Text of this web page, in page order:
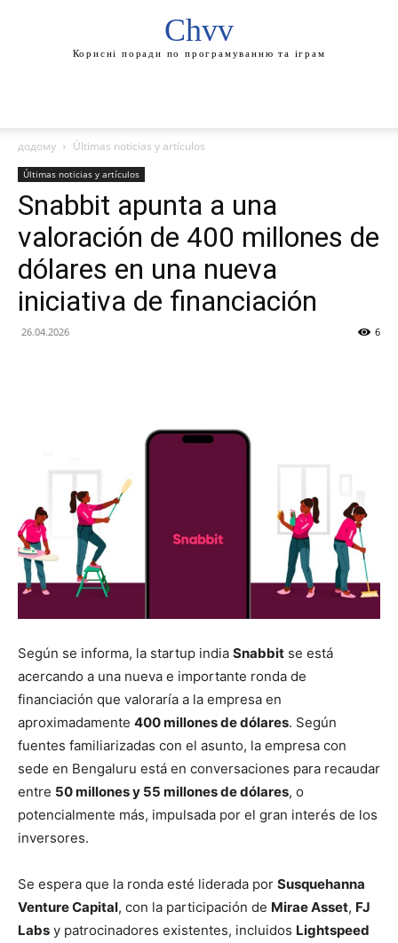
Chvv
Корисні поради по програмуванню та іграм
додому Últimas noticias y artículos
Últimas noticias y artículos
Snabbit apunta a una
valoración de 400 millones de
dólares en una nueva
iniciativa de financiación
26.04.2026 6
Según se informa, la startup india Snabbit se está
acercando a una nueva e importante ronda de
financiación que valoraría a la empresa en
aproximadamente 400 millones de dólares. Según
fuentes familiarizadas con el asunto, la empresa con
sede en Bengaluru está en conversaciones para recaudar
entre 50 millones y 55 millones de dólares, o
potencialmente más, impulsada por el gran interés de los
inversores.
Se espera que la ronda esté liderada por Susquehanna
Venture Capital, con la participación de Mirae Asset, FJ
Labs y patrocinadores existentes, incluidos Lightspeed